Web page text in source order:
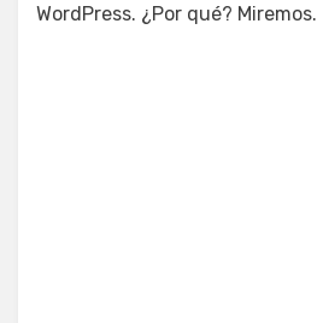
WordPress. ¿Por qué? Miremos.